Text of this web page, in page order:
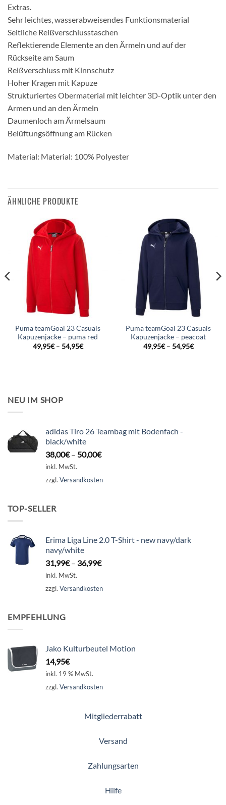
Extras.
Sehr leichtes, wasserabweisendes Funktionsmaterial
Seitliche Reißverschlusstaschen
Reflektierende Elemente an den Ärmeln und auf der
Rückseite am Saum
Reißverschluss mit Kinnschutz
Hoher Kragen mit Kapuze
Strukturiertes Obermaterial mit leichter 3D-Optik unter den
Armen und an den Ärmeln
Daumenloch am Ärmelsaum
Belüftungsöffnung am Rücken
Material: Material: 100% Polyester
ÄHNLICHE PRODUKTE
Puma teamGoal 23 Casuals
Kapuzenjacke – puma red
49,95€– 54,95€
Puma teamGoal 23 Casuals
Kapuzenjacke – peacoat
49,95€– 54,95€
NEU IM SHOP
adidas Tiro 26 Teambag mit Bodenfach -
black/white
38,00€– 50,00€
inkl. MwSt.
zzgl. Versandkosten
TOP-SELLER
Erima Liga Line 2.0 T-Shirt - new navy/dark
navy/white
31,99€– 36,99€
inkl. MwSt.
zzgl. Versandkosten
EMPFEHLUNG
Jako Kulturbeutel Motion
14,95€
inkl. 19 % MwSt.
zzgl. Versandkosten
Mitgliederrabatt
Versand
Zahlungsarten
Hilfe